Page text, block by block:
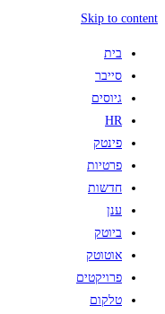
Skip to content
בית
סייבר
גיוסים
HR
פינטק
פרטיות
חדשות
ענן
ביוטק
אוטוטק
פרויקטים
טלקום